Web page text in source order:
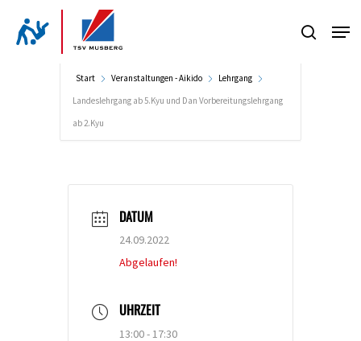
search
Start Veranstaltungen - Aikido Lehrgang
Landeslehrgang ab 5.Kyu und Dan Vorbereitungslehrgang
ab 2.Kyu
DATUM
24.09.2022
Abgelaufen!
UHRZEIT
13:00 - 17:30